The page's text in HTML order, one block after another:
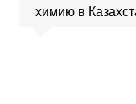
химию в